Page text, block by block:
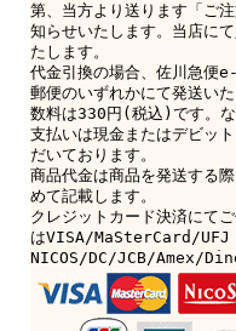
第、当方より送ります「ご
知らせいたします。当店に
たします。
代金引換の場合、佐川急
郵便のいずれかにて発送い
数料は330円(税込)です
支払いは現金またはデビッ
だいております。
商品代金は商品を発送する
めて記載します。
クレジットカード決済にて
はVISA/MaSterCard/UFJ
NICOS/DC/JCB/Amex/